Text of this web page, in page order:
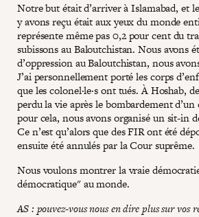
Notre but était d’arriver à Islamabad, et
y avons reçu était aux yeux du monde
représente même pas 0,2 pour cent du
subissons au Baloutchistan. Nous avons
d’oppression au Baloutchistan, nous
J’ai personnellement porté les corps
que les colonel·le·s ont tués. À Hoshab,
perdu la vie après le bombardement
pour cela, nous avons organisé un sit-in
Ce n’est qu’alors que des FIR ont été
ensuite été annulés par la Cour suprême.
Nous voulons montrer la vraie
démocratique" au monde.
AS : pouvez-vous nous en dire plus sur vos